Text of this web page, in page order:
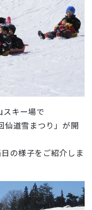
キー場で
仙道雪まつり」が開
の様子をご紹介しま